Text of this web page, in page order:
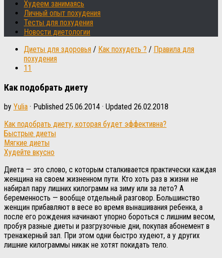
Худеем занимаясь
Личный опыт похудения
Тесты для похудения
Новости диетологии
Диеты для здоровья / Как похудеть ? / Правила для
похудения
11
Как подобрать диету
by Yulia · Published 25.06.2014 · Updated 26.02.2018
Как подобрать диету, которая будет эффективна?
Быстрые диеты
Мягкие диеты
Худейте вкусно
Диета — это слово, с которым сталкивается практически каждая
женщина на своем жизненном пути. Кто хоть раз в жизни не
набирал пару лишних килограмм на зиму или за лето? А
беременность — вообще отдельный разговор. Большинство
женщин прибавляют в весе во время вынашивания ребенка, а
после его рождения начинают упорно бороться с лишним весом,
пробуя разные диеты и разгрузочные дни, покупая абонемент в
тренажерный зал. При этом одни быстро худеют, а у других
лишние килограммы никак не хотят покидать тело.